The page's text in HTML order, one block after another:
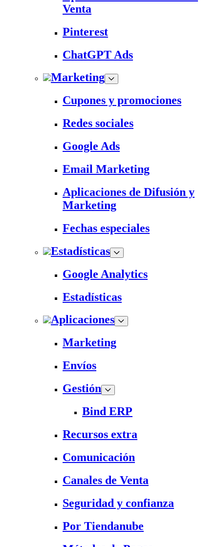
Venta
Pinterest
ChatGPT Ads
Marketing
Cupones y promociones
Redes sociales
Google Ads
Email Marketing
Aplicaciones de Difusión y
Marketing
Fechas especiales
Estadísticas
Google Analytics
Estadísticas
Aplicaciones
Marketing
Envíos
Gestión
Bind ERP
Recursos extra
Comunicación
Canales de Venta
Seguridad y confianza
Por Tiendanube